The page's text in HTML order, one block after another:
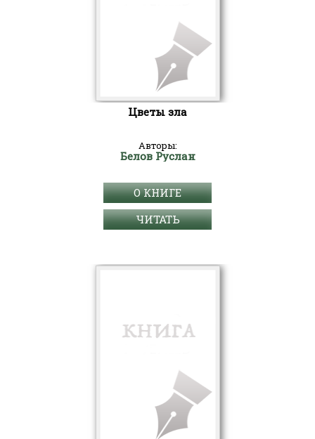
Цветы зла
Авторы:
Белов Руслан
О КНИГЕ
ЧИТАТЬ